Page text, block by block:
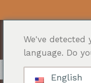
We've
language. Do
English